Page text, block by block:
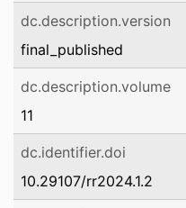
dc.description.version
final_published
dc.description.volume
11
dc.identifier.doi
10.29107/rr2024.1.2